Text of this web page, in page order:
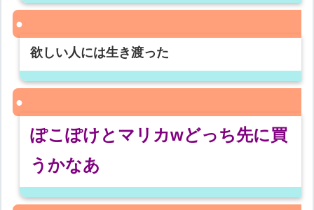
欲しい人には生き渡った
ぽこぽけとマリカwどっち先に買
うかなあ